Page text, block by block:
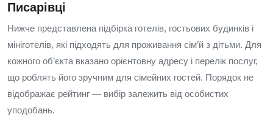
Писарівці
Нижче представлена підбірка готелів, гостьових будинків і
мініготелів, які підходять для проживання сім’й з дітьми. Для
кожного об’єкта вказано орієнтовну адресу і перелік послуг,
що роблять його зручним для сімейних гостей. Порядок не
відображає рейтинг — вибір залежить від особистих
уподобань.